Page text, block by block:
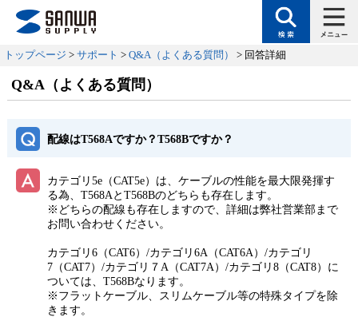
トップページ > サポート > Q&A（よくある質問） > 回答詳細
Q&A（よくある質問）
配線はT568Aですか？T568Bですか？
カテゴリ5e（CAT5e）は、ケーブルの性能を最大限発揮す
る為、T568AとT568Bのどちらも存在します。
※どちらの配線も存在しますので、詳細は弊社営業部まで
お問い合わせください。
カテゴリ6（CAT6）/カテゴリ6A（CAT6A）/カテゴリ
7（CAT7）/カテゴリ７A（CAT7A）/カテゴリ8（CAT8）に
ついては、T568Bなります。
※フラットケーブル、スリムケーブル等の特殊タイプを除
きます。